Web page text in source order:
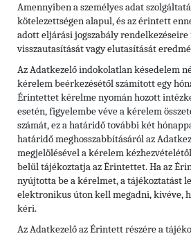
Amennyiben a személyes adat
kötelezettségen alapul, és az érintett
adott eljárási jogszabály
visszautasítását vagy elutasítását
Az Adatkezelő indokolatlan késedelem
kérelem beérkezésétől számított egy
Érintettet kérelme nyomán hozott
esetén, figyelembe véve a kérelem
számát, ez a határidő további két
határidő meghosszabbításáról az
megjelölésével a kérelem
belül tájékoztatja az Érintettet. Ha az
nyújtotta be a kérelmet, a tájékoztatást
elektronikus úton kell megadni, kivéve,
kéri.
Az Adatkezelő az Érintett részére a